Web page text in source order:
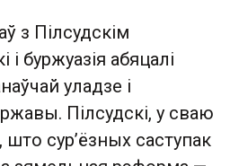
з Пілсудскім
і буржуазія абяцалі
уладзе і
Пілсудскі, у сваю
што сур’ёзных саступак